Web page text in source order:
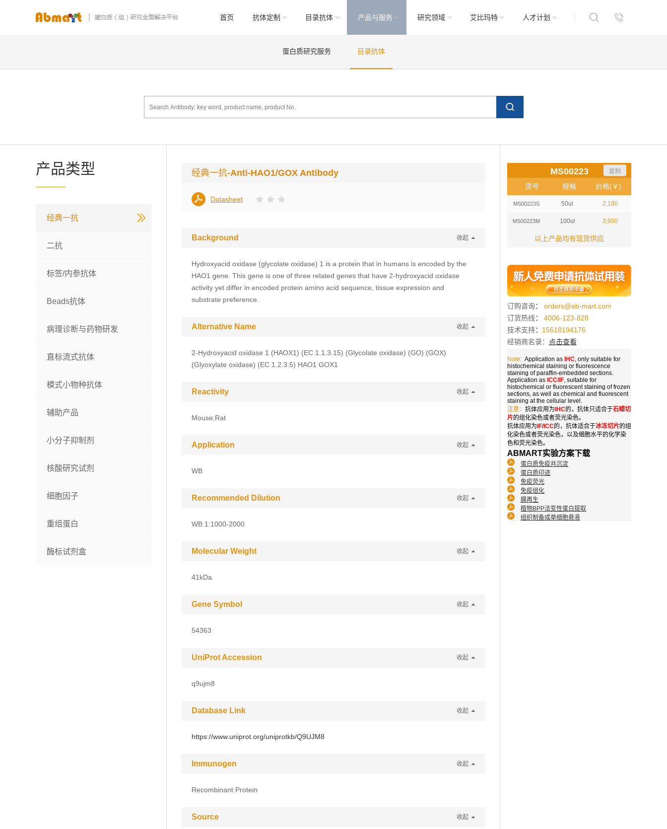
首页 抗体定制 目录抗体 产品与服务 研究领域 艾比玛特 人才计划
蛋白质研究服务 目录抗体
产品类型
经典一抗
二抗
标签/内参抗体
Beads抗体
病理诊断与药物研发
直标流式抗体
模式小物种抗体
辅助产品
小分子抑制剂
核酸研究试剂
细胞因子
重组蛋白
酶标试剂盒
MS00223 复制
货号 规格 价格(￥)
MS00223S 50ul 2,100
MS00223M 100ul 3,900
以上产品均有现货供应
订购咨询：
orders@ab-mart.com
订货热线：
4006-123-828
技术支持： 15618194176
经销商名录：
点击查看
Note: Application as IHC, only suitable for
histochemical staining or fluorescence
staining of paraffin-embedded sections.
Application as ICC/IF, suitable for
histochemical or fluorescent staining of frozen
sections, as well as chemical and fluorescent
staining at the cellular level.
注意： 抗体应用为 IHC的，抗体只适合于石蜡切
片的组化染色或者荧光染色。
抗体应用为 IF/ICC的，抗体适合于冰冻切片的组
化染色或者荧光染色，以及细胞水平的化学染
色和荧光染色。
ABMART实验方案下载
蛋白质免疫共沉淀
蛋白质印迹
免疫荧光
免疫组化
膜再生
植物BPP法变性蛋白提取
组织制备成单细胞悬液
经典一抗-Anti-HAO1/GOX Antibody
Datasheet
Background 收起
Hydroxyacid oxidase (glycolate oxidase) 1 is a protein that in humans is encoded by the
HAO1 gene. This gene is one of three related genes that have 2-hydroxyacid oxidase
activity yet differ in encoded protein amino acid sequence, tissue expression and
substrate preference.
Alternative Name 收起
2-Hydroxyacid oxidase 1 (HAOX1) (EC 1.1.3.15) (Glycolate oxidase) (GO) (GOX)
(Glyoxylate oxidase) (EC 1.2.3.5) HAO1 GOX1
Reactivity 收起
Mouse;Rat
Application 收起
WB
Recommended Dilution 收起
WB 1:1000-2000
Molecular Weight 收起
41kDa
Gene Symbol 收起
54363
UniProt Accession 收起
q9ujm8
Database Link 收起
https://www.uniprot.org/uniprotkb/Q9UJM8
Immunogen 收起
Recombinant Protein
Source 收起